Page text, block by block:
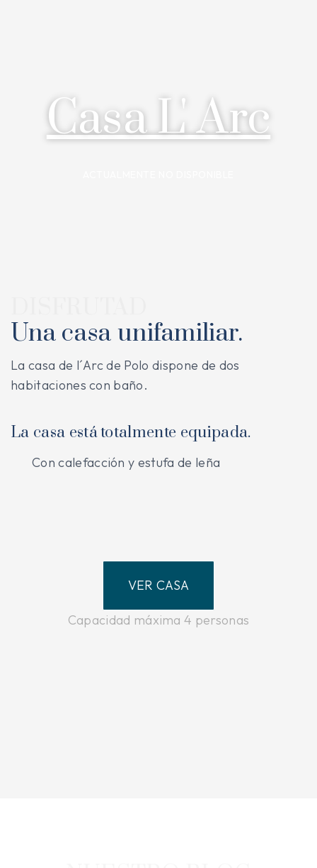
Casa L' Arc
Una casa unifamiliar.
La casa de l´Arc de Polo dispone de dos
habitaciones con baño.
La casa está totalmente equipada.
Con calefacción y estufa de leña
VER CASA
Capacidad máxima 4 personas